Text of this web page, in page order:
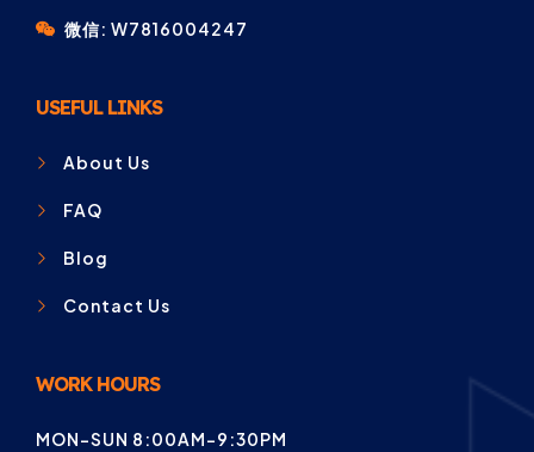
微信: W7816004247
USEFUL LINKS
About Us
FAQ
Blog
Contact Us
WORK HOURS
MON-SUN 8:00AM-9:30PM